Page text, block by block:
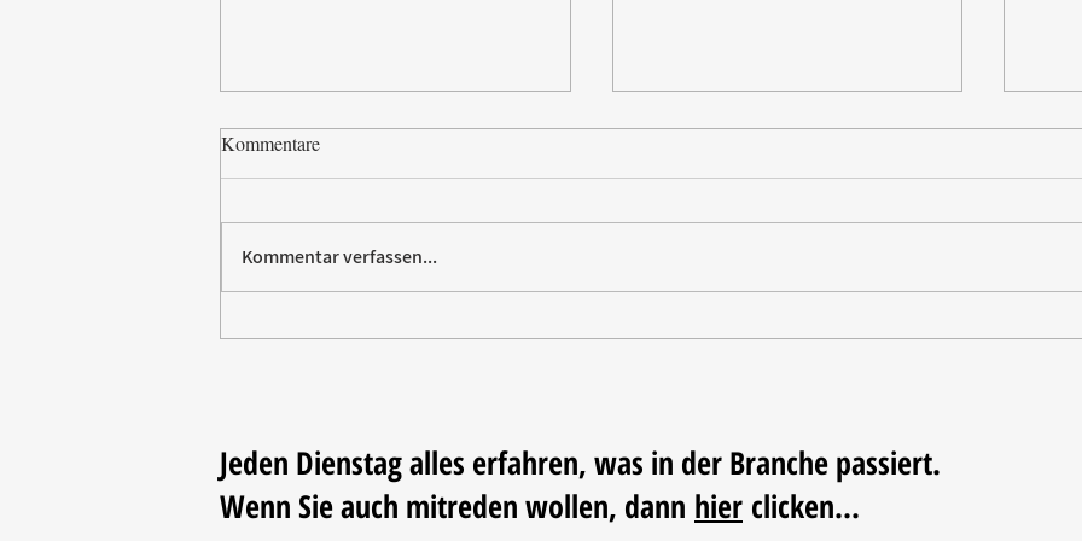
Kommentare
Kommentar verfassen...
Jeden Dienstag alles erfahren, was in der Branche passiert.
Wenn Sie auch mitreden wollen, dann hier clicken...